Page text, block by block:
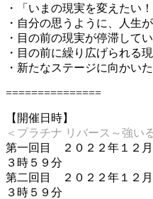
・「いまの現実を変えたい
・自分の思うように、人生
・目の前の現実が停滞して
・目の前に繰り広げられる
・新たなステージに向かい
===============
【開催日時】
＜プラチナ リバース～強い
第一回目 ２０２２年１２月
３時５９分
第二回目 ２０２２年１２月
３時５９分